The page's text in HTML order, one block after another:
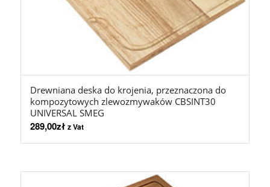
Drewniana deska do krojenia, przeznaczona do
kompozytowych zlewozmywaków CBSINT30
UNIVERSAL SMEG
289,00zł z Vat